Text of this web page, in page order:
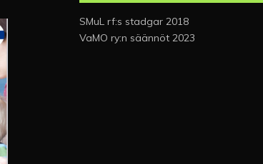
SMuL rf:s stadgar 2018
VaMO ry:n säännöt 2023